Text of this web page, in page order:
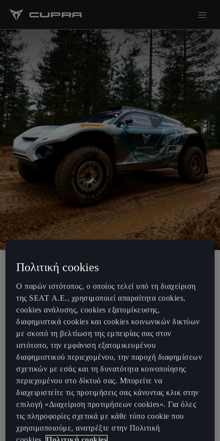
Η CUPRA επιβεβαιώνει τη συμμετοχή
της στο Extreme E το 2022,
ενισχύοντας τη δέσμευση της στον
εξηλεκτρισμό και τη βιωσιμότητα
Οι οδηγοί της ομάδας Mattias Ekström και Jutta Kleinschmidt
έχουν βάλει γερά θεμέλια ώστε η ομάδα ABT CUPRA XE να
ανταποκριθεί αγωνιστικά σε μια από τις πιο απαιτητικές σειρές
αγώνων που μπορεί κανείς να φανταστεί, στο τιμόνι του e-
CUPRA ABT XE1, του 100% ηλεκτρικού 400 kW (550 PS)
θηριώδους SUV.
Πολιτική cookies
Ο παρών ιστότοπος, ο οποίος τελεί υπό τη διαχείριση
της SEAT Α.Ε., χρησιμοποιεί απαραίτητα cookies,
cookies ανάλυσης, cookies εξατομίκευσης,
διαφημιστικά cookies και cookies κοινωνικών δικτύων
με σκοπό τη βελτίωση της εμπειρίας σας στον
ιστότοπο, την εμφάνιση εξατομικευμένου
διαφημιστικού περιεχομένου, την παροχή διαφημίσεων
σχετικών με εσάς και τη δυνατότητα κοινοποίησης
περιεχομένου στο δίκτυό σας. Μπορείτε να
διαχειριστείτε τις προτιμήσεις σας κάνοντας κλικ στην
επιλογή «Διαχείριση προτιμήσεων cookies». Για όλες
τις πληροφορίες σχετικά με κάθε τύπο cookie που
χρησιμοποιούμε, ανατρέξτε στην Πολιτική